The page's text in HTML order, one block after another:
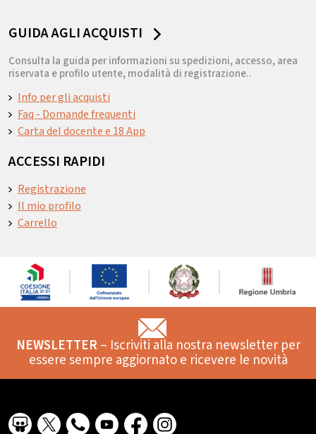
GUIDA AGLI ACQUISTI
Consulta la guida per informazioni su spedizioni, accesso, area
riservata e profilo utente, modalità di registrazione..
Info per gli acquisti
Faq - Domande frequenti
Carta del docente e 18 App
ACCESSI RAPIDI
Registrazione
Il mio profilo
Carrello
NEWSLETTER– Iscriviti alla nostra newsletter per
essere sempre aggiornato e ricevere le novità